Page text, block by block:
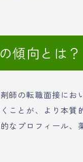
傾向とは？
師の転職面接にお
ことが、より本質
なプロフィール、